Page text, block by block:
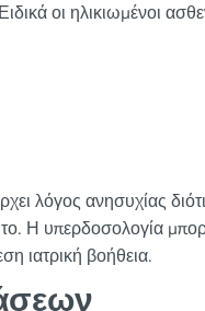
οι ηλικιωμένοι
λόγος ανησυχίας
Η υπερδοσολογία
ιατρική βοήθεια.